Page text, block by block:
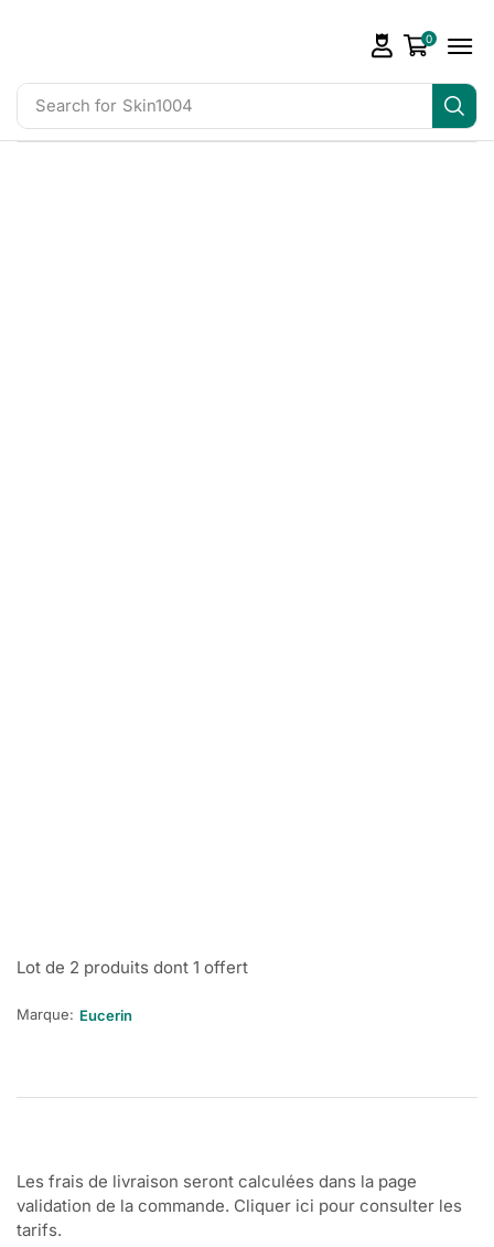
Search for Skin1004
0
Lot de 2 produits dont 1 offert
Marque: Eucerin
Les frais de livraison seront calculées dans la page
validation de la commande. Cliquer ici pour consulter les
tarifs.